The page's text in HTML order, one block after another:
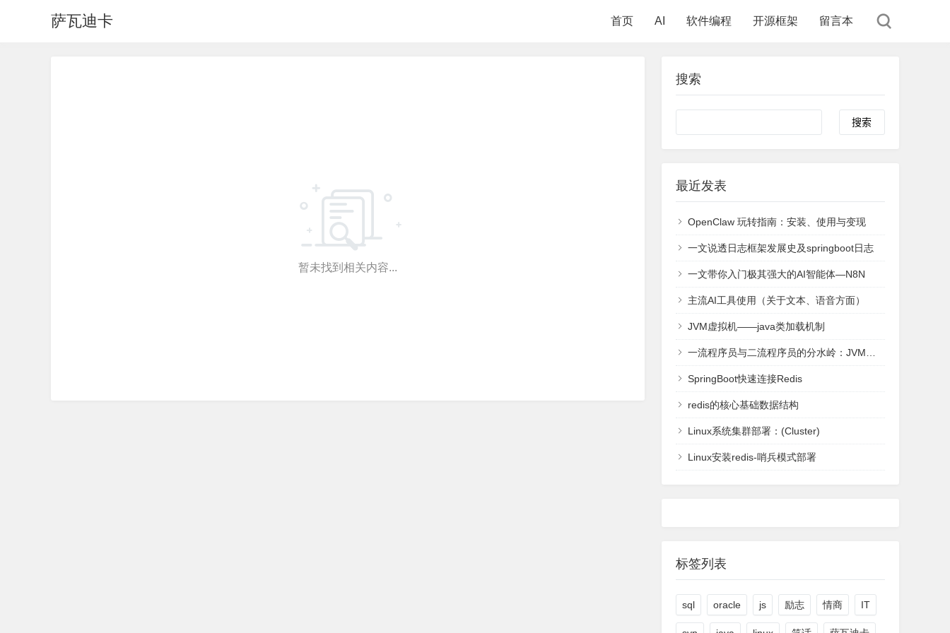
萨瓦迪卡 首页 AI 软件编程 开源框架 留言本
暂未找到相关内容...
搜索
Search
最近发表
OpenClaw 玩转指南：安装、使用与变现
一文说透日志框架发展史及springboot日志
一文带你入门极其强大的AI智能体—N8N
主流AI工具使用（关于文本、语音方面）
JVM虚拟机——java类加载机制
一流程序员与二流程序员的分水岭：JVM虚拟机-全面理解
SpringBoot快速连接Redis
redis的核心基础数据结构
Linux系统集群部署：(Cluster)
Linux安装redis-哨兵模式部署
标签列表
sql oracle js 励志 情商 IT